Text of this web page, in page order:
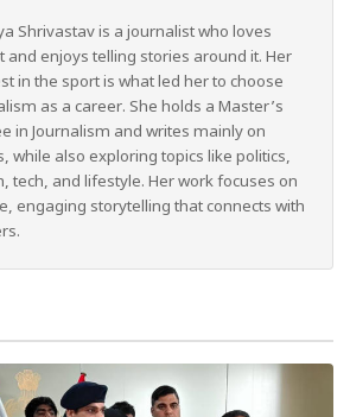
Shrivastav is a journalist who loves
and enjoys telling stories around it. Her
in the sport is what led her to choose
as a career. She holds a Master’s
in Journalism and writes mainly on
while also exploring topics like politics,
tech, and lifestyle. Her work focuses on
engaging storytelling that connects with